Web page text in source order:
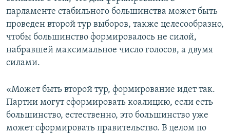
парламенте стабильного большинства может быть
проведен второй тур выборов, также целесообразно,
чтобы большинство формировалось не силой,
набравшей максимальное число голосов, а двумя
силами.
«Может быть второй тур, формирование идет так.
Партии могут сформировать коалицию, если есть
большинство, естественно, это большинство уже
может сформировать правительство. В целом по